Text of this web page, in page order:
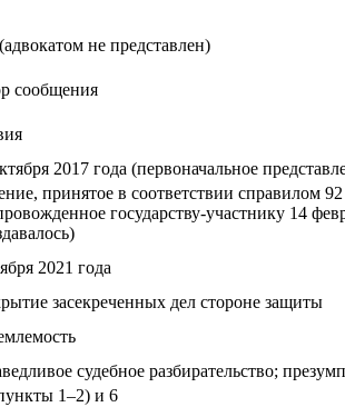
не представлен)
сообщения
2017 года (первоначальное
принятое в соответствии справилом
государству-участнику 14
2021 года
засекреченных дел стороне защиты
судебное разбирательство;
1–2) и 6